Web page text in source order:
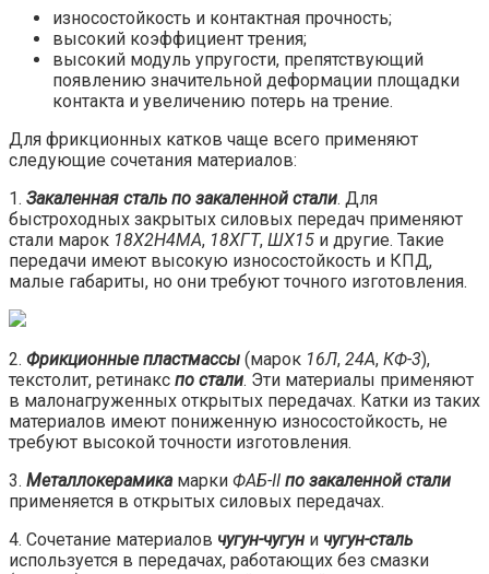
износостойкость и контактная прочность;
высокий коэффициент трения;
высокий модуль упругости, препятствующий
появлению значительной деформации площадки
контакта и увеличению потерь на трение.
Для фрикционных катков чаще всего применяют
следующие сочетания материалов:
1. Закаленная сталь по закаленной стали. Для
быстроходных закрытых силовых передач применяют
стали марок 18Х2Н4МА, 18ХГТ, ШХ15 и другие. Такие
передачи имеют высокую износостойкость и КПД,
малые габариты, но они требуют точного изготовления.
2. Фрикционные пластмассы (марок 16Л, 24А, КФ-3),
текстолит, ретинакс по стали. Эти материалы применяют
в малонагруженных открытых передачах. Катки из таких
материалов имеют пониженную износостойкость, не
требуют высокой точности изготовления.
3. Металлокерамика марки ФАБ-II по закаленной стали
применяется в открытых силовых передачах.
4. Сочетание материалов чугун-чугун и чугун-сталь
используется в передачах, работающих без смазки